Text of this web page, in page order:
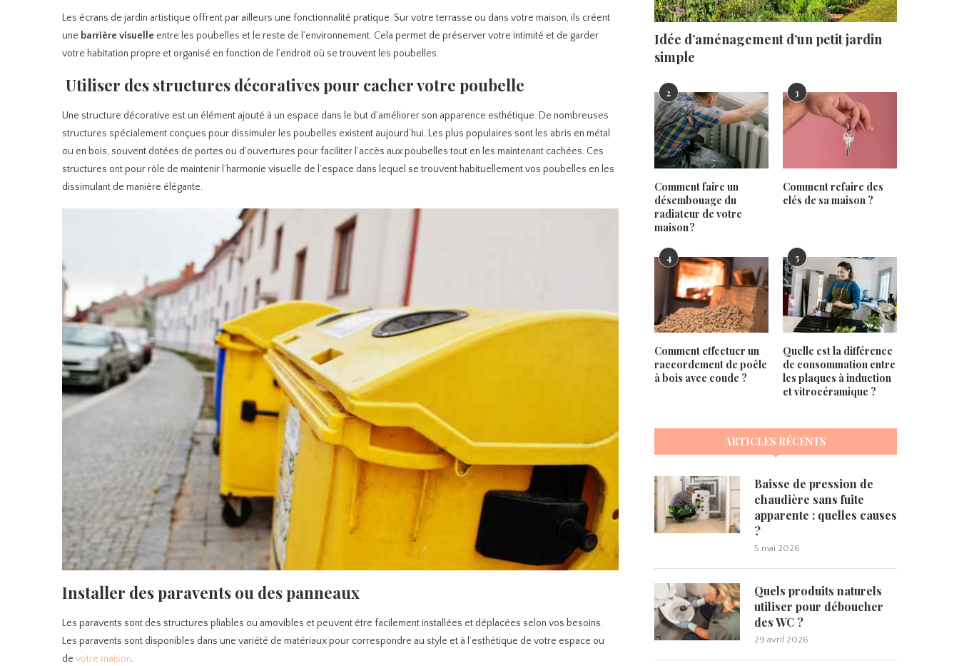
Les écrans de jardin artistique offrent par ailleurs une fonctionnalité pratique. Sur votre terrasse ou dans votre maison, ils créent
une barrière visuelle entre les poubelles et le reste de l’environnement. Cela permet de préserver votre intimité et de garder
votre habitation propre et organisé en fonction de l’endroit où se trouvent les poubelles.
Utiliser des structures décoratives pour cacher votre poubelle
Une structure décorative est un élément ajouté à un espace dans le but d’améliorer son apparence esthétique. De nombreuses
structures spécialement conçues pour dissimuler les poubelles existent aujourd’hui. Les plus populaires sont les abris en métal
ou en bois, souvent dotées de portes ou d’ouvertures pour faciliter l’accès aux poubelles tout en les maintenant cachées. Ces
structures ont pour rôle de maintenir l’harmonie visuelle de l’espace dans lequel se trouvent habituellement vos poubelles en les
dissimulant de manière élégante.
Installer des paravents ou des panneaux
Les paravents sont des structures pliables ou amovibles et peuvent être facilement installées et déplacées selon vos besoins.
Les paravents sont disponibles dans une variété de matériaux pour correspondre au style et à l’esthétique de votre espace ou
de votre maison.
Idée d’aménagement d’un petit jardin
simple
2
Comment faire un
désembouage du
radiateur de votre
maison ?
3
Comment refaire des
clés de sa maison ?
4
Comment effectuer un
raccordement de poêle
à bois avec coude ?
5
Quelle est la différence
de consommation entre
les plaques à induction
et vitrocéramique ?
ARTICLES RÉCENTS
Baisse de pression de
chaudière sans fuite
apparente : quelles causes
?
5 mai 2026
Quels produits naturels
utiliser pour déboucher
des WC ?
29 avril 2026